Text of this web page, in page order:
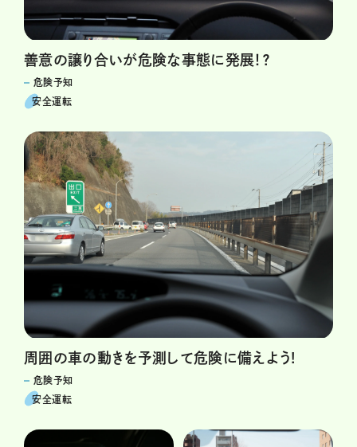
善意の譲り合いが危険な事態に発展！？
危険予知
安全運転
周囲の車の動きを予測して危険に備えよう!
危険予知
安全運転